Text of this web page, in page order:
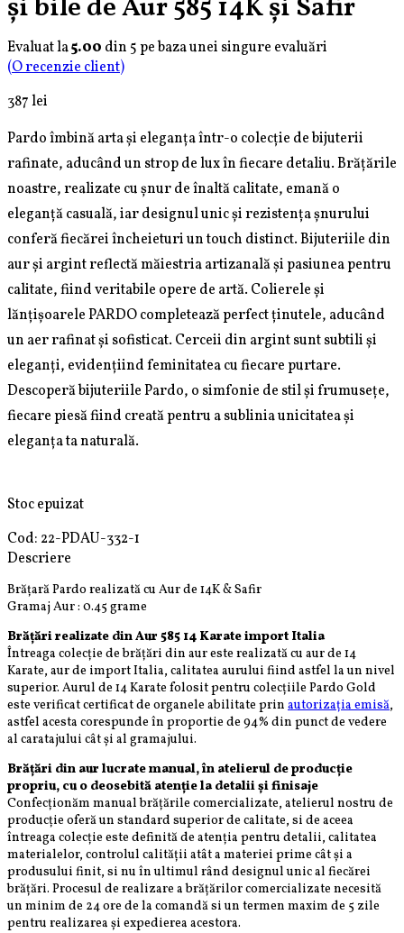
și bile de Aur 585 14K și Safir
Evaluat la5.00 din 5 pe baza unei singure evaluări
(O recenzie client)
387lei
Pardo îmbină arta și eleganța într-o colecție de bijuterii
rafinate, aducând un strop de lux în fiecare detaliu. Brățările
noastre, realizate cu șnur de înaltă calitate, emană o
eleganță casuală, iar designul unic și rezistența șnurului
conferă fiecărei încheieturi un touch distinct. Bijuteriile din
aur și argint reflectă măiestria artizanală și pasiunea pentru
calitate, fiind veritabile opere de artă. Colierele și
lănțișoarele PARDO completează perfect ținutele, aducând
un aer rafinat și sofisticat. Cerceii din argint sunt subtili și
eleganți, evidențiind feminitatea cu fiecare purtare.
Descoperă bijuteriile Pardo, o simfonie de stil și frumusețe,
fiecare piesă fiind creată pentru a sublinia unicitatea și
eleganța ta naturală.
Stoc epuizat
Cod: 22-PDAU-332-1
Descriere
Brățară Pardo realizată cu Aur de 14K & Safir
Gramaj Aur : 0.45 grame
Brățări realizate din Aur 585 14 Karate import Italia
Întreaga colecție de brățări din aur este realizată cu aur de 14
Karate, aur de import Italia, calitatea aurului fiind astfel la un nivel
superior. Aurul de 14 Karate folosit pentru colecțiile Pardo Gold
este verificat certificat de organele abilitate prin autorizația emisă,
astfel acesta corespunde în proportie de 94% din punct de vedere
al caratajului cât și al gramajului.
Brățări din aur lucrate manual, în atelierul de producție
propriu, cu o deosebită atenție la detalii și finisaje
Confecționăm manual brățările comercializate, atelierul nostru de
producție oferă un standard superior de calitate, si de aceea
întreaga colecție este definită de atenția pentru detalii, calitatea
materialelor, controlul calității atât a materiei prime cât și a
produsului finit, si nu în ultimul rând designul unic al fiecărei
brățări. Procesul de realizare a brățărilor comercializate necesită
un minim de 24 ore de la comandă si un termen maxim de 5 zile
pentru realizarea și expedierea acestora.